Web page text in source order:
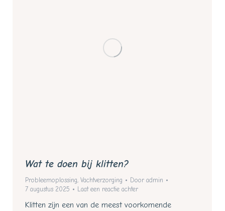
Wat te doen bij klitten?
Probleemoplossing, Vachtverzorging Door admin
7 augustus 2025
Laat een reactie achter
Klitten zijn een van de meest voorkomende